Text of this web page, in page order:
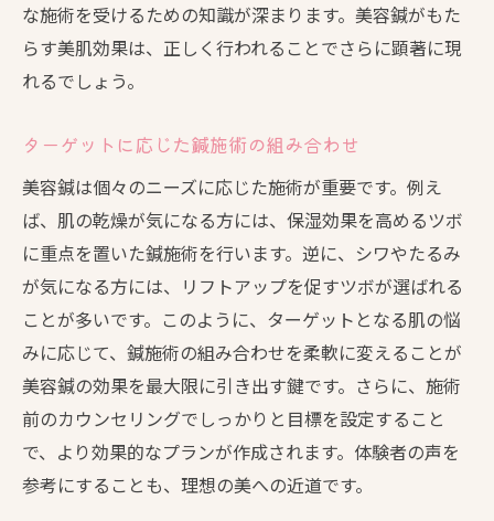
な施術を受けるための知識が深まります。美容鍼がもた
らす美肌効果は、正しく行われることでさらに顕著に現
れるでしょう。
ターゲットに応じた鍼施術の組み合わせ
美容鍼は個々のニーズに応じた施術が重要です。例え
ば、肌の乾燥が気になる方には、保湿効果を高めるツボ
に重点を置いた鍼施術を行います。逆に、シワやたるみ
が気になる方には、リフトアップを促すツボが選ばれる
ことが多いです。このように、ターゲットとなる肌の悩
みに応じて、鍼施術の組み合わせを柔軟に変えることが
美容鍼の効果を最大限に引き出す鍵です。さらに、施術
前のカウンセリングでしっかりと目標を設定すること
で、より効果的なプランが作成されます。体験者の声を
参考にすることも、理想の美への近道です。